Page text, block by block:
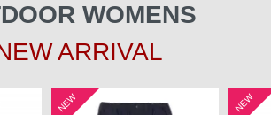
WOMENS
ARRIVAL
NEW NEW